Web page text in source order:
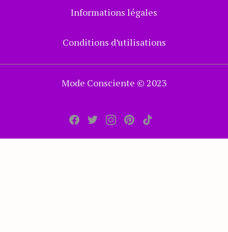
Informations légales
Conditions d’utilisations
Mode Consciente © 2023